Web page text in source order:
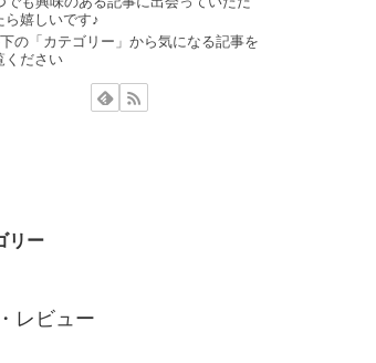
ら嬉しいです♪
の「カテゴリー」から気になる記事を
ください
リー
レビュー